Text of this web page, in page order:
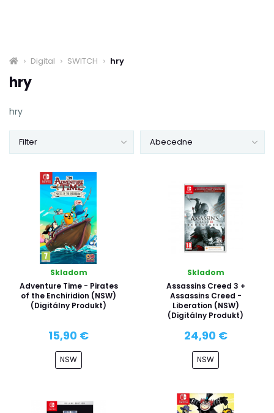
Digital SWITCH hry
hry
hry
Abecedne
Filter
Skladom
Adventure Time - Pirates
of the Enchiridion (NSW)
(Digitálny Produkt)
15,90 €
NSW
Skladom
Assassins Creed 3 +
Assassins Creed -
Liberation (NSW)
(Digitálny Produkt)
24,90 €
NSW